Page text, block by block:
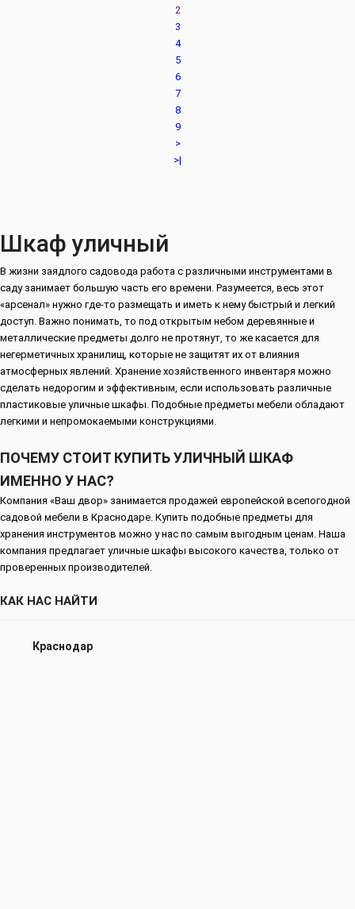
2
3
4
5
6
7
8
9
>
>|
Шкаф уличный
В жизни заядлого садовода работа с различными инструментами в
саду занимает большую часть его времени. Разумеется, весь этот
«арсенал» нужно где-то размещать и иметь к нему быстрый и легкий
доступ. Важно понимать, то под открытым небом деревянные и
металлические предметы долго не протянут, то же касается для
негерметичных хранилищ, которые не защитят их от влияния
атмосферных явлений. Хранение хозяйственного инвентаря можно
сделать недорогим и эффективным, если использовать различные
пластиковые уличные шкафы. Подобные предметы мебели обладают
легкими и непромокаемыми конструкциями.
ПОЧЕМУ СТОИТ КУПИТЬ УЛИЧНЫЙ ШКАФ
ИМЕННО У НАС?
Компания «Ваш двор» занимается продажей европейской всепогодной
садовой мебели в Краснодаре. Купить подобные предметы для
хранения инструментов можно у нас по самым выгодным ценам. Наша
компания предлагает уличные шкафы высокого качества, только от
проверенных производителей.
КАК НАС НАЙТИ
Краснодар